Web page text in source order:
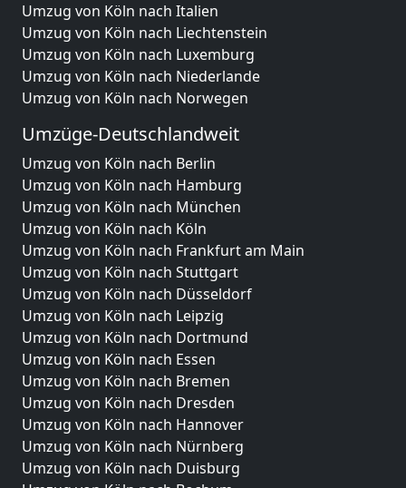
Umzug von Köln nach Italien
Umzug von Köln nach Liechtenstein
Umzug von Köln nach Luxemburg
Umzug von Köln nach Niederlande
Umzug von Köln nach Norwegen
Umzüge-Deutschlandweit
Umzug von Köln nach Berlin
Umzug von Köln nach Hamburg
Umzug von Köln nach München
Umzug von Köln nach Köln
Umzug von Köln nach Frankfurt am Main
Umzug von Köln nach Stuttgart
Umzug von Köln nach Düsseldorf
Umzug von Köln nach Leipzig
Umzug von Köln nach Dortmund
Umzug von Köln nach Essen
Umzug von Köln nach Bremen
Umzug von Köln nach Dresden
Umzug von Köln nach Hannover
Umzug von Köln nach Nürnberg
Umzug von Köln nach Duisburg